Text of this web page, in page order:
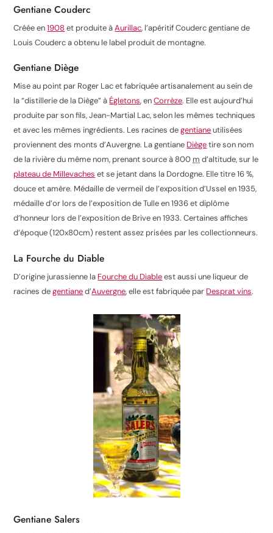
Gentiane Couderc
Créée en1908 et produite àAurillac, l’apéritif Couderc gentiane de
Louis Couderc a obtenu le label produit de montagne.
Gentiane Diège
Mise au point par Roger Lac et fabriquée artisanalement au sein de
la “distillerie de la Diège” à Égletons, enCorrèze. Elle est aujourd’hui
produite par son fils, Jean-Martial Lac, selon les mêmes techniques
et avec les mêmes ingrédients. Les racines degentianeutilisées
proviennent des monts d’Auvergne. La gentiane Diègetire son nom
de la rivière du même nom, prenant source à 800 m d’altitude, sur le
plateau de Millevaches et se jetant dans la Dordogne. Elle titre 16 %,
douce et amère. Médaille de vermeil de l’exposition d’Ussel en 1935,
médaille d’or lors de l’exposition de Tulle en 1936 et diplôme
d’honneur lors de l’exposition de Brive en 1933. Certaines affiches
d’époque (120x80cm) restent assez prisées par les collectionneurs.
La Fourche du Diable
D’origine jurassienne la Fourche du Diableest aussi une liqueur de
racines degentianed’Auvergne, elle est fabriquée par Desprat vins.
Gentiane Salers